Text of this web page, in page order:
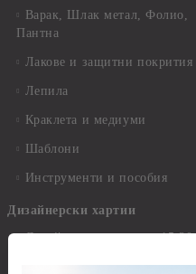
Варак, Шлак метал, Фолио,
Пантна
Лакове и защитни покрития
Лепила
Краклета и медиуми
Шаблони
Инструменти и пособия
Дизайнерски хартии
Дизайнерски хартии - 15.20